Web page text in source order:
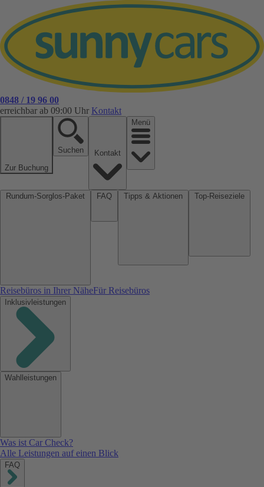
0848 / 19 96 00
erreichbar ab 09:00 Uhr Kontakt
Zur Buchung
Suchen
Menü
Reisebüros in Ihrer NäheFür Reisebüros
Inklusivleistungen
Wahlleistungen
Was ist Car Check?
Alle Leistungen auf einen Blick
FAQ